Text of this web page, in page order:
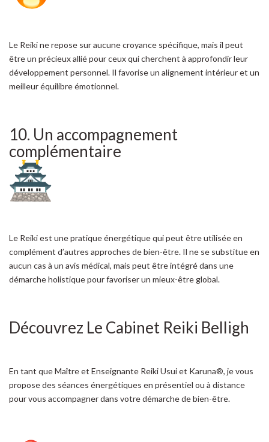
Le Reiki ne repose sur aucune croyance spécifique, mais il peut
être un précieux allié pour ceux qui cherchent à approfondir leur
développement personnel. Il favorise un alignement intérieur et un
meilleur équilibre émotionnel.
10. Un accompagnement
complémentaire
Le Reiki est une pratique énergétique qui peut être utilisée en
complément d’autres approches de bien-être. Il ne se substitue en
aucun cas à un avis médical, mais peut être intégré dans une
démarche holistique pour favoriser un mieux-être global.
Découvrez Le Cabinet Reiki Belligh
En tant que Maître et Enseignante Reiki Usui et Karuna®, je vous
propose des séances énergétiques en présentiel ou à distance
pour vous accompagner dans votre démarche de bien-être.